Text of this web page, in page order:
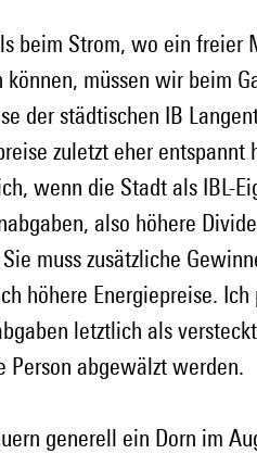
beim Strom, wo ein freier
müssen wir beim
der städtischen IB
zuletzt eher entspannt
wenn die Stadt als IBL-
also höhere
muss zusätzliche
höhere Energiepreise.
letztlich als
Person abgewälzt werden.
generell ein Dorn im